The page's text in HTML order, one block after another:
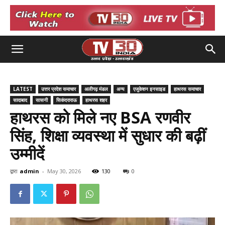
LATEST उत्तर प्रदेश समाचार अलीगढ़ मंडल अन्य एजुकेशन इनसाइड
हाथरस समाचार
सादाबाद
सासनी सिकंदराराऊ हाथरस शहर
हाथरस को मिले नए BSA रणवीर
सिंह, शिक्षा व्यवस्था में सुधार की बढ़ीं
उम्मीदें
द्वारा admin - May 30, 2026 130 0